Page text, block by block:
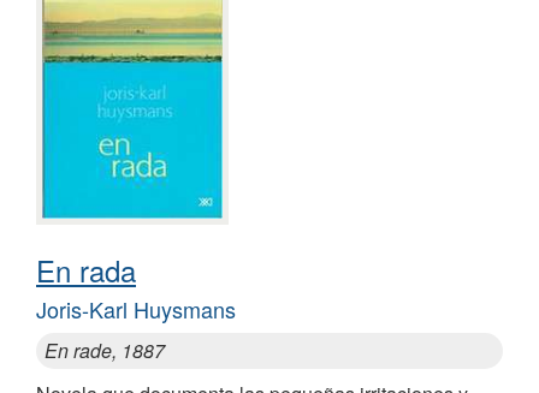
En rada
Joris-Karl Huysmans
En rade, 1887